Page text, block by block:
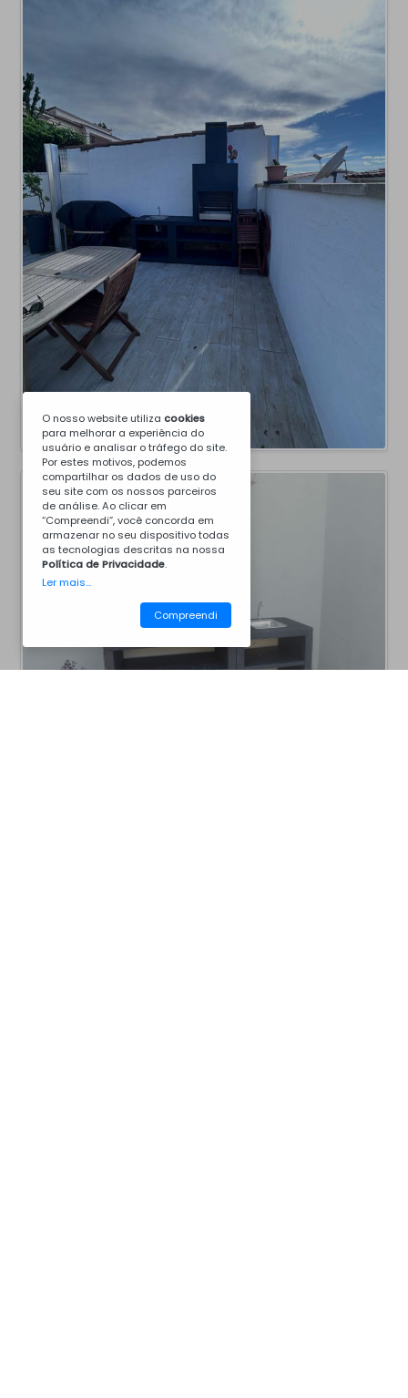
O nosso website utiliza cookies
para melhorar a experiência do
usuário e analisar o tráfego do site.
Por estes motivos, podemos
compartilhar os dados de uso do
seu site com os nossos parceiros
de análise. Ao clicar em
“Compreendi”, você concorda em
armazenar no seu dispositivo todas
as tecnologias descritas na nossa
Política de Privacidade.
Ler mais...
Compreendi